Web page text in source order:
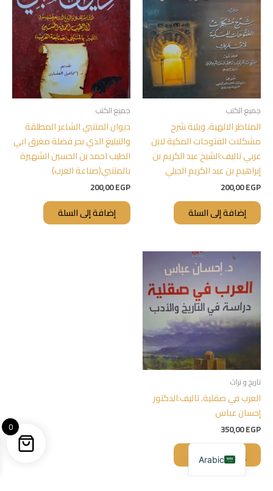
جميع الكتب
المناظر الالهية، ويلية شرح
مشكلات الفتوحات المكية لابن
عربي تاليف:الشيخ عبد الكريم بن
إبراهيم بن عبد الكريم الجيلي
200,00EGP
إضافة إلى السلة
جميع الكتب
ديوان المتنبي الشاعر المطلقة
والتبليغ الذي بحر فضلة مغرق ابي
الطيب احمد بن الحسين الشهيرة
بالمتنبي(صناعة العرب)
200,00EGP
إضافة إلى السلة
تاريخ و تراث
العرب في صقلية. تاليف:الدكتور
إحسان عباس
350,00EGP
إضافة إلى السلة
0
Arabic